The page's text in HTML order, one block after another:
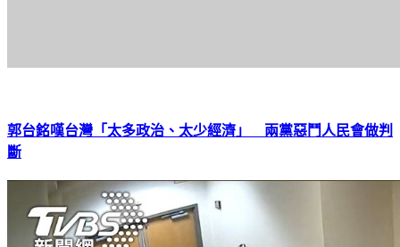
郭台銘嘆台灣「太多政治、太少經濟」 兩黨惡鬥人民會做判
斷